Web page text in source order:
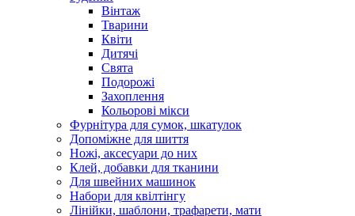
Вінтаж
Тварини
Квіти
Дитячі
Свята
Подорожі
Захоплення
Кольорові мікси
Фурнітура для сумок, шкатулок
Допоміжне для шиття
Ножі, аксесуари до них
Клей, добавки для тканини
Для швейних машинок
Набори для квілтінгу
Лінійки, шаблони, трафарети, мати